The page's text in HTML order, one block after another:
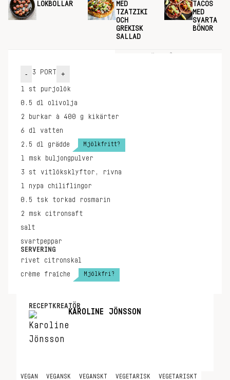
LÖKBOLLAR
MED
TZATZIKI
OCH
GREKISK
SALLAD
TACOS
MED
SVARTA
BÖNOR
- 3 PORT +
1 st
purjolök
0.5 dl
olivolja
2
burkar à 400 g
kikärter
6 dl
vatten
2.5 dl grädde Mjölkfritt?
1 msk
buljongpulver
3 st
vitlöksklyftor, rivna
1 nypa
chiliflingor
0.5 tsk
torkad rosmarin
2 msk
citronsaft
salt
svartpeppar
SERVERING
rivet citronskal
crème fraîche
Mjölkfri?
RECEPTKREATÖR
KAROLINE JÖNSSON
VEGAN VEGANSK VEGANSKT VEGETARISK VEGETARISKT